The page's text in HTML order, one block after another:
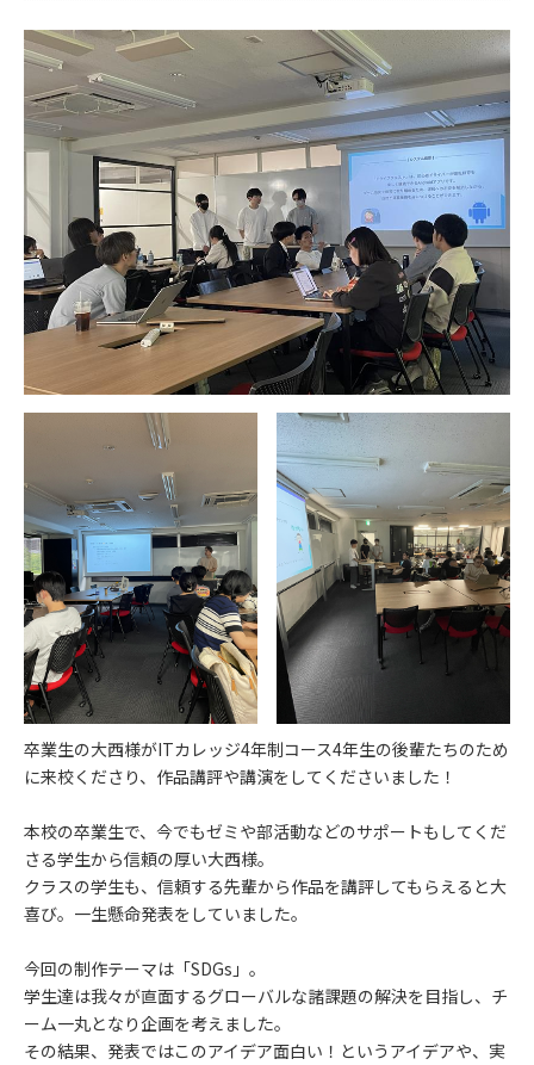
卒業生の大西様がITカレッジ4年制コース4年生の後輩たちのため
に来校くださり、作品講評や講演をしてくださいました！
本校の卒業生で、今でもゼミや部活動などのサポートもしてくだ
さる学生から信頼の厚い大西様。
クラスの学生も、信頼する先輩から作品を講評してもらえると大
喜び。一生懸命発表をしていました。
今回の制作テーマは「SDGs」。
学生達は我々が直面するグローバルな諸課題の解決を目指し、チ
ーム一丸となり企画を考えました。
その結果、発表ではこのアイデア面白い！というアイデアや、実